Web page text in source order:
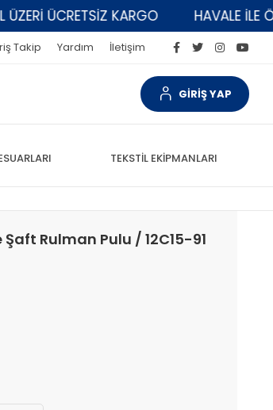
ÜCRETSİZ KARGO HAVALE İLE
Takip Yardım İletişim
GİRİŞ YAP
TEKSTİL EKİPMANLARI
Rulman Pulu / 12C15-91